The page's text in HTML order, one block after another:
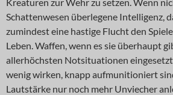
Schattenwesen überlegene Intelligenz,
zumindest eine hastige Flucht den
Leben. Waffen, wenn es sie überhaupt
allerhöchsten Notsituationen
wenig wirken, knapp aufmunitioniert
Lautstärke nur noch mehr Unviecher